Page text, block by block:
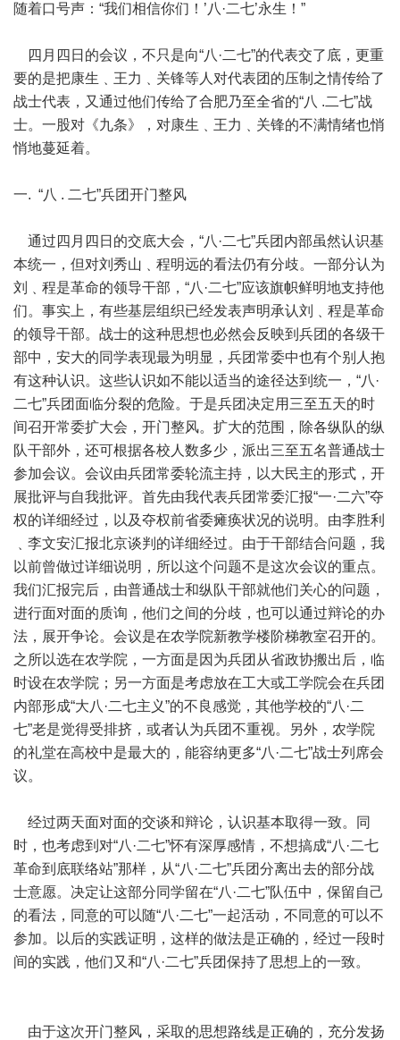
随着口号声：“我们相信你们！’八·二七’永生！”
四月四日的会议，不只是向“八·二七”的代表交了底，更重
要的是把康生﹑王力﹑关锋等人对代表团的压制之情传给了
战士代表，又通过他们传给了合肥乃至全省的“八 .二七”战
士。一股对《九条》，对康生﹑王力﹑关锋的不满情绪也悄
悄地蔓延着。
一. “八 . 二七”兵团开门整风
通过四月四日的交底大会，“八·二七”兵团内部虽然认识基
本统一，但对刘秀山﹑程明远的看法仍有分歧。一部分认为
刘﹑程是革命的领导干部，“八·二七”应该旗帜鲜明地支持他
们。事实上，有些基层组织已经发表声明承认刘﹑程是革命
的领导干部。战士的这种思想也必然会反映到兵团的各级干
部中，安大的同学表现最为明显，兵团常委中也有个别人抱
有这种认识。这些认识如不能以适当的途径达到统一，“八·
二七”兵团面临分裂的危险。于是兵团决定用三至五天的时
间召开常委扩大会，开门整风。扩大的范围，除各纵队的纵
队干部外，还可根据各校人数多少，派出三至五名普通战士
参加会议。会议由兵团常委轮流主持，以大民主的形式，开
展批评与自我批评。首先由我代表兵团常委汇报“一·二六”夺
权的详细经过，以及夺权前省委瘫痪状况的说明。由李胜利
﹑李文安汇报北京谈判的详细经过。由于干部结合问题，我
以前曾做过详细说明，所以这个问题不是这次会议的重点。
我们汇报完后，由普通战士和纵队干部就他们关心的问题，
进行面对面的质询，他们之间的分歧，也可以通过辩论的办
法，展开争论。会议是在农学院新教学楼阶梯教室召开的。
之所以选在农学院，一方面是因为兵团从省政协搬出后，临
时设在农学院；另一方面是考虑放在工大或工学院会在兵团
内部形成“大八·二七主义”的不良感觉，其他学校的“八·二
七”老是觉得受排挤，或者认为兵团不重视。另外，农学院
的礼堂在高校中是最大的，能容纳更多“八·二七”战士列席会
议。
经过两天面对面的交谈和辩论，认识基本取得一致。同
时，也考虑到对“八·二七”怀有深厚感情，不想搞成“八·二七
革命到底联络站”那样，从“八·二七”兵团分离出去的部分战
士意愿。决定让这部分同学留在“八·二七”队伍中，保留自己
的看法，同意的可以随“八·二七”一起活动，不同意的可以不
参加。以后的实践证明，这样的做法是正确的，经过一段时
间的实践，他们又和“八·二七”兵团保持了思想上的一致。
由于这次开门整风，采取的思想路线是正确的，充分发扬